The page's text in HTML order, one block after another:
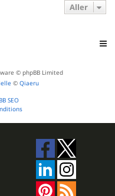
Aller
© phpBB Limited
© Qiaeru
SEO